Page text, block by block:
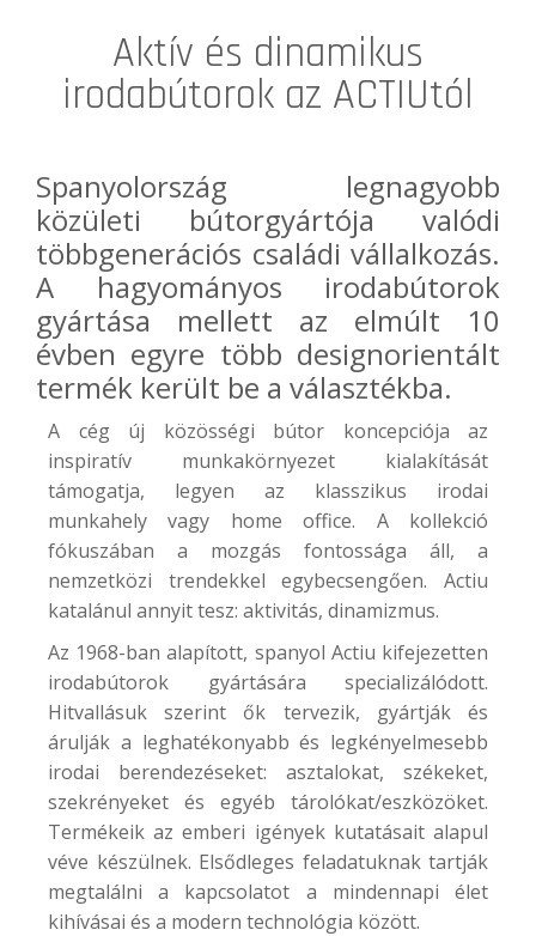
Aktív és dinamikus
irodabútorok az ACTIUtól
Spanyolország legnagyobb
közületi bútorgyártója valódi
többgenerációs családi vállalkozás.
A hagyományos irodabútorok
gyártása mellett az elmúlt 10
évben egyre több designorientált
termék került be a választékba.
A cég új közösségi bútor koncepciója az
inspiratív munkakörnyezet kialakítását
támogatja, legyen az klasszikus irodai
munkahely vagy home office. A kollekció
fókuszában a mozgás fontossága áll, a
nemzetközi trendekkel egybecsengően. Actiu
katalánul annyit tesz: aktivitás, dinamizmus.
Az 1968-ban alapított, spanyol Actiu kifejezetten
irodabútorok gyártására specializálódott.
Hitvallásuk szerint ők tervezik, gyártják és
árulják a leghatékonyabb és legkényelmesebb
irodai berendezéseket: asztalokat, székeket,
szekrényeket és egyéb tárolókat/eszközöket.
Termékeik az emberi igények kutatásait alapul
véve készülnek. Elsődleges feladatuknak tartják
megtalálni a kapcsolatot a mindennapi élet
kihívásai és a modern technológia között.